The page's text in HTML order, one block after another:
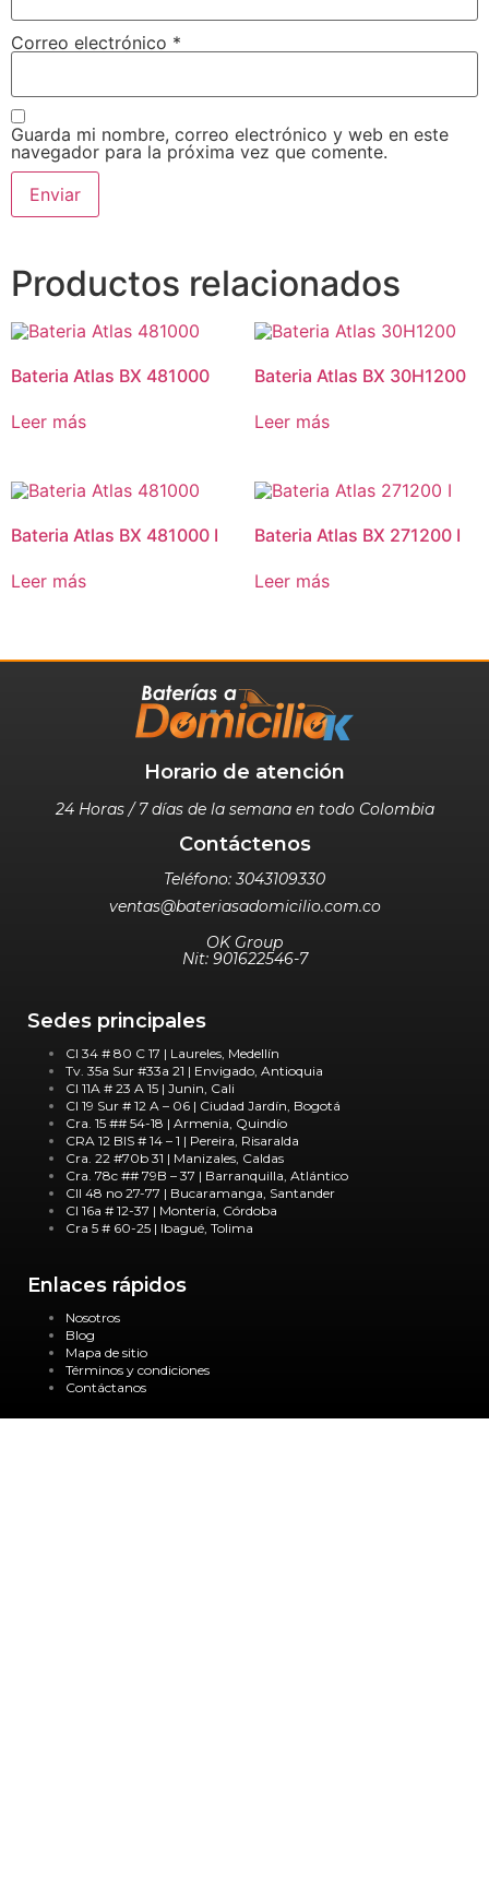
Correo electrónico *
Guarda mi nombre, correo electrónico y web en este
navegador para la próxima vez que comente.
Productos relacionados
Bateria Atlas BX 481000
Leer más
Bateria Atlas BX 30H1200
Leer más
Bateria Atlas BX 481000 I
Leer más
Bateria Atlas BX 271200 I
Leer más
Horario de atención
24 Horas / 7 días de la semana en todo Colombia
Contáctenos
Teléfono: 3043109330
ventas@bateriasadomicilio.com.co
OK Group
Nit: 901622546-7
Sedes principales
Cl 34 # 80 C 17 | Laureles, Medellín
Tv. 35a Sur #33a 21 | Envigado, Antioquia
Cl 11A # 23 A 15 | Junin, Cali
Cl 19 Sur # 12 A – 06 | Ciudad Jardín, Bogotá
Cra. 15 ## 54-18 | Armenia, Quindío
CRA 12 BIS # 14 – 1 | Pereira, Risaralda
Cra. 22 #70b 31 | Manizales, Caldas
Cra. 78c ## 79B – 37 | Barranquilla, Atlántico
Cll 48 no 27-77 | Bucaramanga, Santander
Cl 16a # 12-37 | Montería, Córdoba
Cra 5 # 60-25 | Ibagué, Tolima
Enlaces rápidos
Nosotros
Blog
Mapa de sitio
Términos y condiciones
Contáctanos